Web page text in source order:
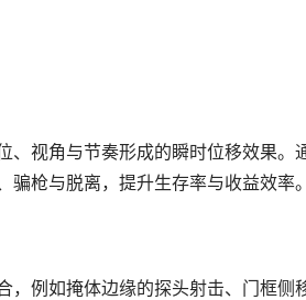
视角与节奏形成的瞬时位移效果。
枪与脱离，提升生存率与收益效率。
，例如掩体边缘的探头射击、门框侧